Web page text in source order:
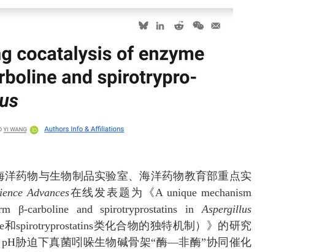
药物与生物制品实验室、海洋药物教育部重点实
Advances在线发表题为《A unique mechanism
β-carboline and spirotryprostatins inAspergillus
spirotryprostatins类化合物的独特机制）》的研究
pH胁迫下真菌吲哚生物碱骨架“酶—非酶”协同催化